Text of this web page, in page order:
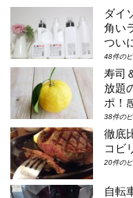
場合は①コンシェルジュ・スーペ
ーム（パークビュー）（3-6階）➁
シェルジュ・デラックスルーム（パ
ビュー）（3-6階）③コンシェルジ
スーペリアルーム（パークビュー）
8階）④コンシェルジュ・デラック
ーム（パークビュー）（7-8階）と
り...
ダイ
角い
つい
48件の
寿司
放題
ポ！
38件の
徹底
コビ
20件の
自転